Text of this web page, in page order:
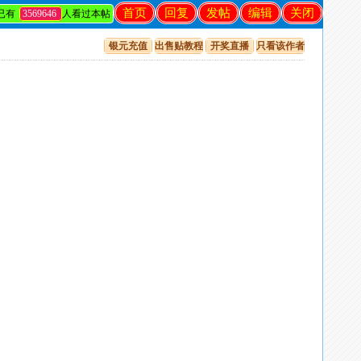
关闭
编辑
发帖
回复
首页
有 3569646 人看过本帖
银元充值 出售贴教程 开奖直播 只看该作者